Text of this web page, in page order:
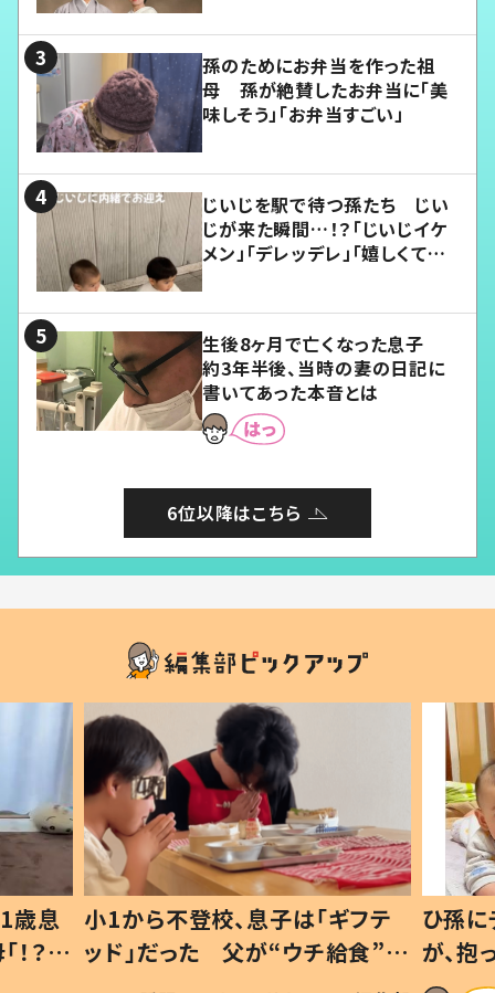
孫のためにお弁当を作った祖
母 孫が絶賛したお弁当に「美
味しそう」「お弁当すごい」
じいじを駅で待つ孫たち じい
じが来た瞬間…！？「じいじイケ
メン」「デレッデレ」「嬉しくて可
生後8ヶ月で亡くなった息子
約3年半後、当時の妻の日記に
書いてあった本音とは
6位以降はこちら
歳息
？」
小1から不登校、息子は「ギフテ
ッド」だった 父が“ウチ給食”を
作り続ける理由とは #令和の親
ひ孫
が、
「涙が